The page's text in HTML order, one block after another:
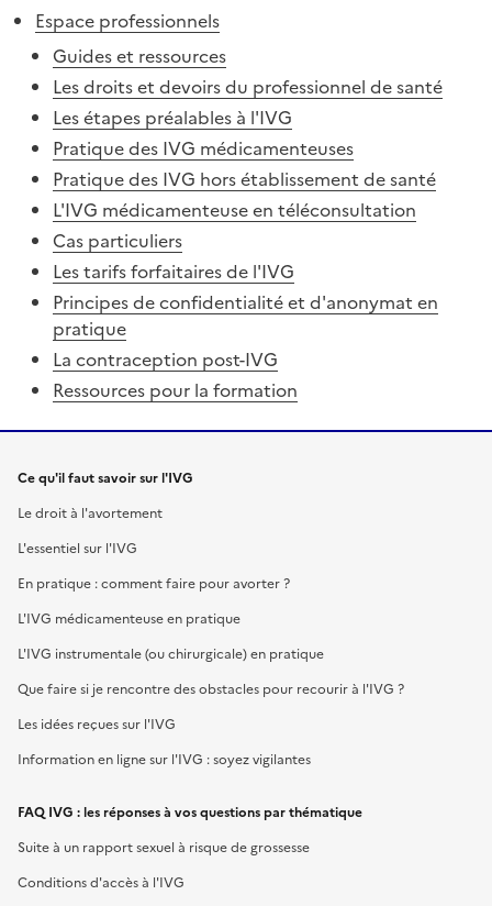
Espace professionnels
Guides et ressources
Les droits et devoirs du professionnel de santé
Les étapes préalables à l'IVG
Pratique des IVG médicamenteuses
Pratique des IVG hors établissement de santé
L'IVG médicamenteuse en téléconsultation
Cas particuliers
Les tarifs forfaitaires de l'IVG
Principes de confidentialité et d'anonymat en
pratique
La contraception post-IVG
Ressources pour la formation
Ce qu'il faut savoir sur l'IVG
Le droit à l'avortement
L'essentiel sur l'IVG
En pratique : comment faire pour avorter ?
L'IVG médicamenteuse en pratique
L'IVG instrumentale (ou chirurgicale) en pratique
Que faire si je rencontre des obstacles pour recourir à l'IVG ?
Les idées reçues sur l'IVG
Information en ligne sur l'IVG : soyez vigilantes
FAQ IVG : les réponses à vos questions par thématique
Suite à un rapport sexuel à risque de grossesse
Conditions d'accès à l'IVG